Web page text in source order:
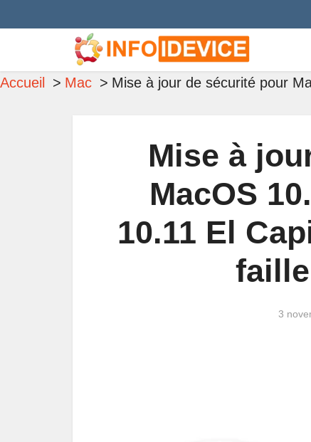
Accueil Mac Mise à jour de sécurité pour
Mise à
MacOS
10.11 El
3